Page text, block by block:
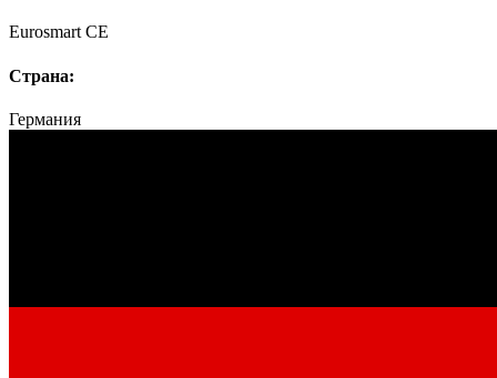
Eurosmart CE
Страна:
Германия